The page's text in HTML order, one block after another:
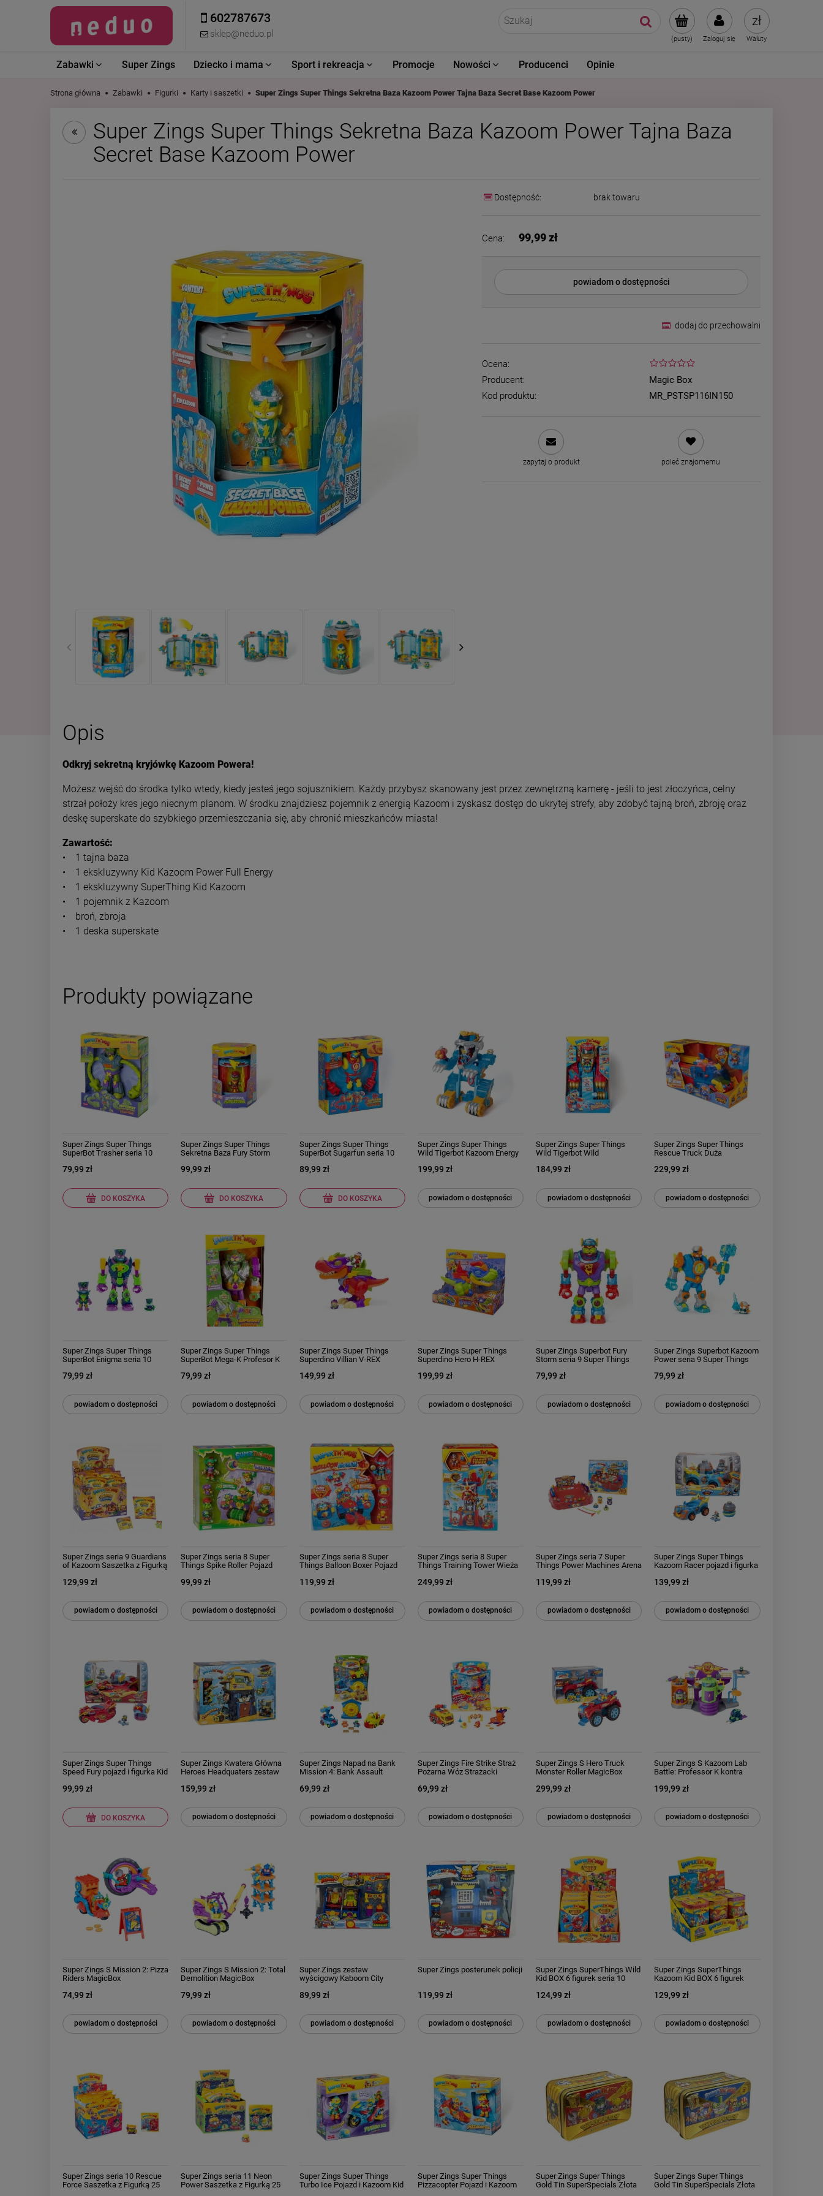
602787673
sklep@neduo.pl (pusty) Zaloguj się Waluty
Zabawki Super Zings Dziecko i mama Sport i rekreacja Promocje Nowości Producenci Opinie
Strona główna Zabawki Figurki Karty i saszetki Super Zings Super Things Sekretna Baza Kazoom Power Tajna Baza Secret Base Kazoom Power
Super Zings Super Things Sekretna Baza Kazoom Power Tajna Baza
Secret Base Kazoom Power
Dostępność: brak towaru
Cena: 99,99 zł
powiadom o dostępności
dodaj do przechowalni
Ocena:
Producent:
Magic Box
Kod produktu:
MR_PSTSP116IN150
zapytaj o produkt poleć znajomemu
Opis
Odkryj sekretną kryjówkę Kazoom Powera!
Możesz wejść do środka tylko wtedy, kiedy jesteś jego sojusznikiem. Każdy przybysz skanowany jest przez zewnętrzną kamerę - jeśli to jest złoczyńca, celny
strzał położy kres jego niecnym planom. W środku znajdziesz pojemnik z energią Kazoom i zyskasz dostęp do ukrytej strefy, aby zdobyć tajną broń, zbroję oraz
deskę superskate do szybkiego przemieszczania się, aby chronić mieszkańców miasta!
Zawartość:
• 1 tajna baza
• 1 ekskluzywny Kid Kazoom Power Full Energy
• 1 ekskluzywny SuperThing Kid Kazoom
• 1 pojemnik z Kazoom
• broń, zbroja
• 1 deska superskate
Produkty powiązane
Super Zings Super Things
SuperBot Trasher seria 10
79,99 zł
DO KOSZYKA
Super Zings Super Things
Sekretna Baza Fury Storm
99,99 zł
DO KOSZYKA
Super Zings Super Things
SuperBot Sugarfun seria 10
89,99 zł
DO KOSZYKA
Super Zings Super Things
Wild Tigerbot Kazoom Energy
Transformer
199,99 zł
powiadom o dostępności
Super Zings Super Things
Wild Tigerbot Wild
Tygrys Duży Robot
184,99 zł
powiadom o dostępności
Super Zings Super Things
Rescue Truck Duża
Rescue Force
229,99 zł
powiadom o dostępności
Super Zings Super Things
SuperBot Enigma seria 10
79,99 zł
powiadom o dostępności
Super Zings Super Things
SuperBot Mega-K Profesor K
79,99 zł
powiadom o dostępności
Super Zings Super Things
Superdino Villian V-REX
149,99 zł
powiadom o dostępności
Super Zings Super Things
Superdino Hero H-REX
199,99 zł
powiadom o dostępności
Super Zings Superbot Fury
Storm seria 9 Super Things
79,99 zł
powiadom o dostępności
Super Zings Superbot Kazoom
Power seria 9 Super Things
79,99 zł
powiadom o dostępności
Super Zings seria 9 Guardians
of Kazoom Saszetka z Figurką
Box
129,99 zł
powiadom o dostępności
Super Zings seria 8 Super
Things Spike Roller Pojazd
99,99 zł
powiadom o dostępności
Super Zings seria 8 Super
Things Balloon Boxer Pojazd
119,99 zł
powiadom o dostępności
Super Zings seria 8 Super
Things Training Tower Wieża
249,99 zł
powiadom o dostępności
Super Zings seria 7 Super
Things Power Machines Arena
Battle Arena
119,99 zł
powiadom o dostępności
Super Zings Super Things
Kazoom Racer pojazd i figurka
139,99 zł
powiadom o dostępności
Super Zings Super Things
Speed Fury pojazd i figurka Kid
99,99 zł
DO KOSZYKA
Super Zings Kwatera Główna
Heroes Headquaters zestaw
159,99 zł
powiadom o dostępności
Super Zings Napad na Bank
Mission 4: Bank Assault
69,99 zł
powiadom o dostępności
Super Zings Fire Strike Straż
Pożarna Wóz Strażacki
69,99 zł
powiadom o dostępności
Super Zings S Hero Truck
Monster Roller MagicBox
299,99 zł
powiadom o dostępności
Super Zings S Kazoom Lab
Battle: Professor K kontra
199,99 zł
powiadom o dostępności
Super Zings S Mission 2: Pizza
Riders MagicBox
74,99 zł
powiadom o dostępności
Super Zings S Mission 2: Total
Demolition MagicBox
79,99 zł
powiadom o dostępności
Super Zings zestaw
wyścigowy Kaboom City
89,99 zł
powiadom o dostępności
Super Zings posterunek policji
119,99 zł
powiadom o dostępności
Super Zings SuperThings Wild
Kid BOX 6 figurek seria 10
124,99 zł
powiadom o dostępności
Super Zings SuperThings
Kazoom Kid BOX 6 figurek
129,99 zł
powiadom o dostępności
Super Zings seria 10 Rescue
Force Saszetka z Figurką 25
Super Zings seria 11 Neon
Power Saszetka z Figurką 25
Super Zings Super Things
Turbo Ice Pojazd i Kazoom Kid
Super Zings Super Things
Pizzacopter Pojazd i Kazoom
Super Zings Super Things
Gold Tin SuperSpecials Złota
Super Zings Super Things
Gold Tin SuperSpecials Złota